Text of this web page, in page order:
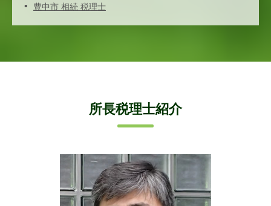
豊中市 相続 税理士
所長税理士紹介